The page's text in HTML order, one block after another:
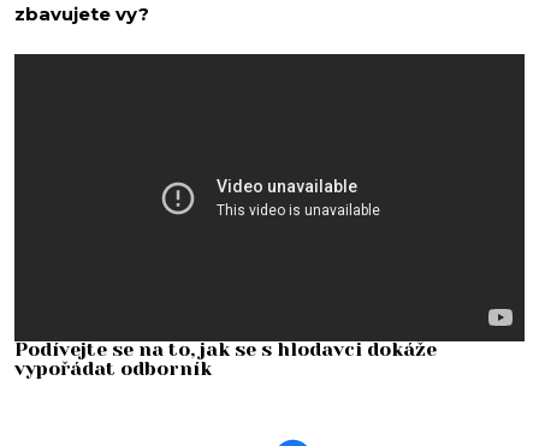
zbavujete vy?
Podívejte se na to, jak se s hlodavci dokáže
vypořádat odborník